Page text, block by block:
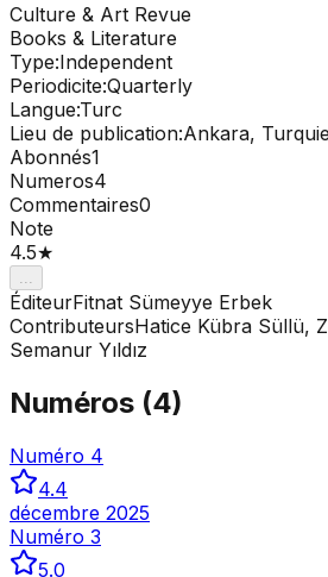
Culture & Art Revue
Books & Literature
Type:Independent
Periodicite:Quarterly
Langue:Turc
Lieu de publication:Ankara, Turquie
Abonnés1
Numeros4
Commentaires0
Note
4.5★
ÉditeurFitnat Sümeyye Erbek
ContributeursHatice Kübra Süllü,
Semanur Yıldız
Numéros (4)
Numéro 4
4.4
décembre 2025
Numéro 3
5.0